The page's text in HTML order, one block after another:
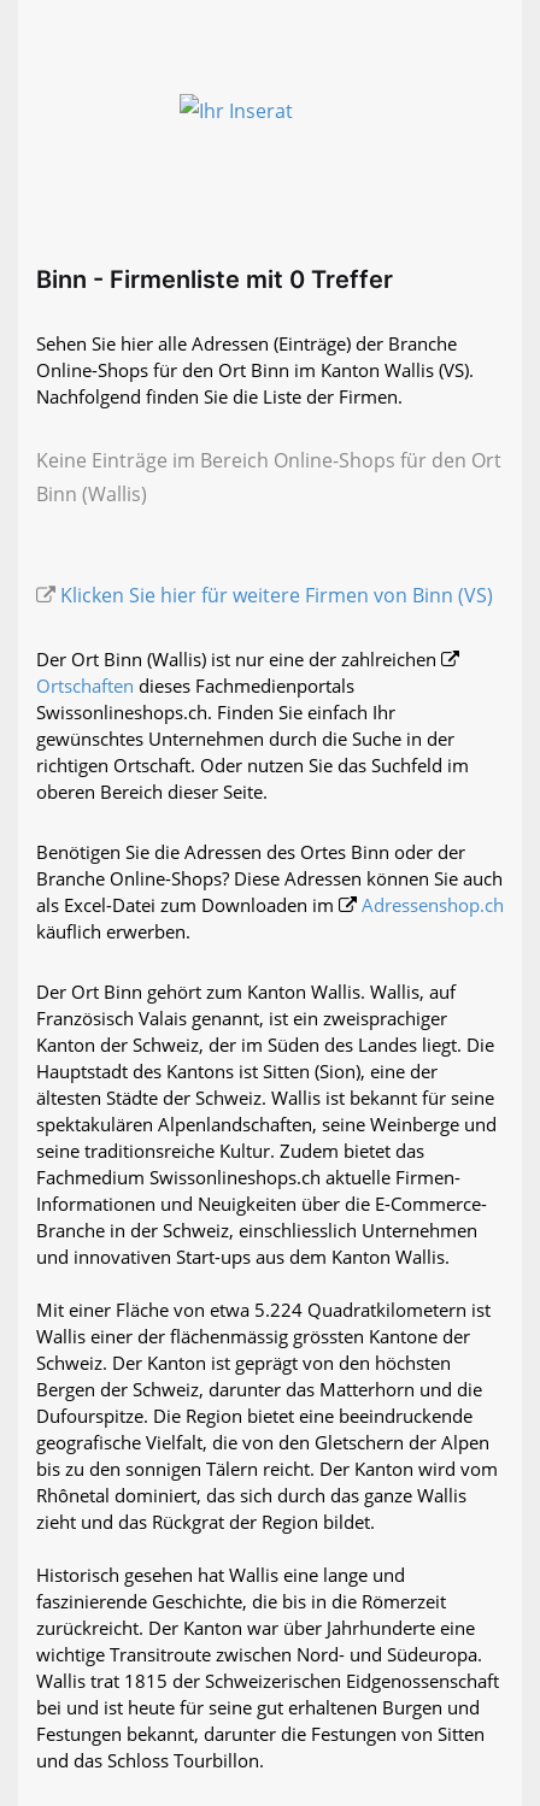
Binn - Firmenliste mit 0 Treffer
Sehen Sie hier alle Adressen (Einträge) der Branche
Online-Shops für den Ort Binn im Kanton Wallis (VS).
Nachfolgend finden Sie die Liste der Firmen.
Keine Einträge im Bereich Online-Shops für den Ort
Binn (Wallis)
Klicken Sie hier für weitere Firmen von Binn (VS)
Der Ort Binn (Wallis) ist nur eine der zahlreichen
Ortschaften dieses Fachmedienportals
Swissonlineshops.ch. Finden Sie einfach Ihr
gewünschtes Unternehmen durch die Suche in der
richtigen Ortschaft. Oder nutzen Sie das Suchfeld im
oberen Bereich dieser Seite.
Benötigen Sie die Adressen des Ortes Binn oder der
Branche Online-Shops? Diese Adressen können Sie auch
als Excel-Datei zum Downloaden im
Adressenshop.ch
käuflich erwerben.
Der Ort Binn gehört zum Kanton Wallis. Wallis, auf
Französisch Valais genannt, ist ein zweisprachiger
Kanton der Schweiz, der im Süden des Landes liegt. Die
Hauptstadt des Kantons ist Sitten (Sion), eine der
ältesten Städte der Schweiz. Wallis ist bekannt für seine
spektakulären Alpenlandschaften, seine Weinberge und
seine traditionsreiche Kultur. Zudem bietet das
Fachmedium Swissonlineshops.ch aktuelle Firmen-
Informationen und Neuigkeiten über die E-Commerce-
Branche in der Schweiz, einschliesslich Unternehmen
und innovativen Start-ups aus dem Kanton Wallis.
Mit einer Fläche von etwa 5.224 Quadratkilometern ist
Wallis einer der flächenmässig grössten Kantone der
Schweiz. Der Kanton ist geprägt von den höchsten
Bergen der Schweiz, darunter das Matterhorn und die
Dufourspitze. Die Region bietet eine beeindruckende
geografische Vielfalt, die von den Gletschern der Alpen
bis zu den sonnigen Tälern reicht. Der Kanton wird vom
Rhônetal dominiert, das sich durch das ganze Wallis
zieht und das Rückgrat der Region bildet.
Historisch gesehen hat Wallis eine lange und
faszinierende Geschichte, die bis in die Römerzeit
zurückreicht. Der Kanton war über Jahrhunderte eine
wichtige Transitroute zwischen Nord- und Südeuropa.
Wallis trat 1815 der Schweizerischen Eidgenossenschaft
bei und ist heute für seine gut erhaltenen Burgen und
Festungen bekannt, darunter die Festungen von Sitten
und das Schloss Tourbillon.